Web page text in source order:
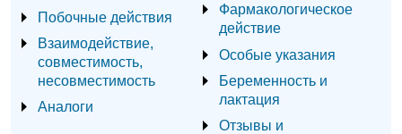
Побочные действия
Взаимодействие,
совместимость,
несовместимость
Аналоги
Фармакологическое
действие
Особые указания
Беременность и
лактация
Отзывы и